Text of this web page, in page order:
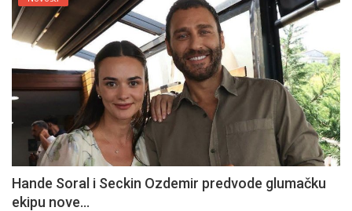
Hande Soral i Seckin Ozdemir predvode glumačku
ekipu nove...